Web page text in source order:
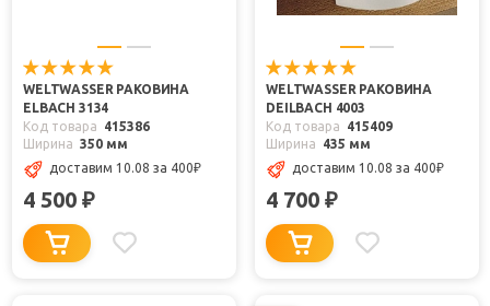
WELTWASSER РАКОВИНА
ELBACH 3134
Код товара
415386
Ширина 350 мм
доставим 10.08 за 400₽
4 500 ₽
WELTWASSER РАКОВИНА
DEILBACH 4003
Код товара
415409
Ширина
435 мм
доставим 10.08 за 400₽
4 700 ₽